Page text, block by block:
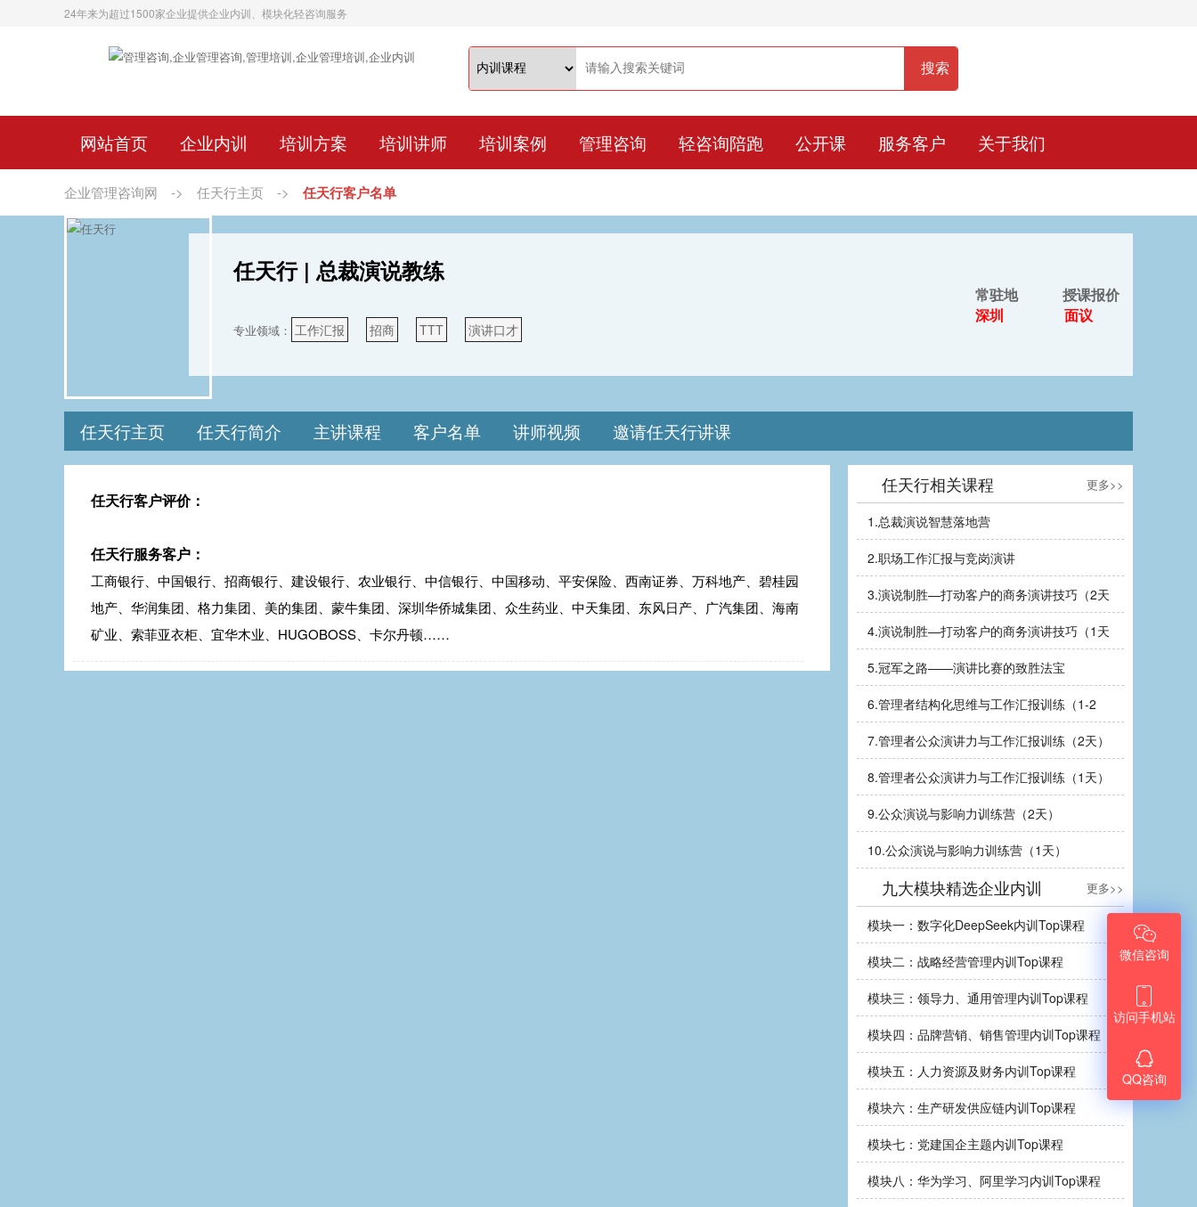
24年来为超过1500家企业提供企业内训、模块化轻咨询服务
服务热线：400-0900-836
网站首页 企业内训 培训方案 培训讲师 培训案例 管理咨询 轻咨询陪跑 公开课 服务客户 关于我们
企业管理咨询网 -> 任天行主页 -> 任天行客户名单
任天行 | 总裁演说教练
专业领域： 工作汇报 招商 TTT 演讲口才
常驻地
授课报价
深圳
面议
任天行主页 任天行简介 主讲课程 客户名单 讲师视频 邀请任天行讲课
任天行客户评价：
任天行服务客户：
工商银行、中国银行、招商银行、建设银行、农业银行、中信银行、中国移动、平安保险、西南证券、万科地产、碧桂园
地产、华润集团、格力集团、美的集团、蒙牛集团、深圳华侨城集团、众生药业、中天集团、东风日产、广汽集团、海南
矿业、索菲亚衣柜、宜华木业、HUGOBOSS、卡尔丹顿……
任天行相关课程 更多>>
1.总裁演说智慧落地营
2.职场工作汇报与竞岗演讲
3.演说制胜—打动客户的商务演讲技巧（2天
4.演说制胜—打动客户的商务演讲技巧（1天
5.冠军之路——演讲比赛的致胜法宝
6.管理者结构化思维与工作汇报训练（1-2
7.管理者公众演讲力与工作汇报训练（2天）
8.管理者公众演讲力与工作汇报训练（1天）
9.公众演说与影响力训练营（2天）
10.公众演说与影响力训练营（1天）
九大模块精选企业内训 更多>>
模块一：数字化DeepSeek内训Top课程
模块二：战略经营管理内训Top课程
模块三：领导力、通用管理内训Top课程
模块四：品牌营销、销售管理内训Top课程
模块五：人力资源及财务内训Top课程
模块六：生产研发供应链内训Top课程
模块七：党建国企主题内训Top课程
模块八：华为学习、阿里学习内训Top课程

微信咨询

访问手机站

QQ咨询